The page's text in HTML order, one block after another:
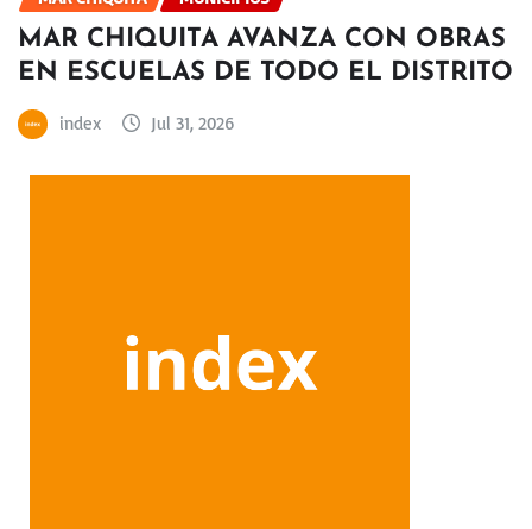
MAR CHIQUITA AVANZA CON OBRAS
EN ESCUELAS DE TODO EL DISTRITO
index Jul 31, 2026